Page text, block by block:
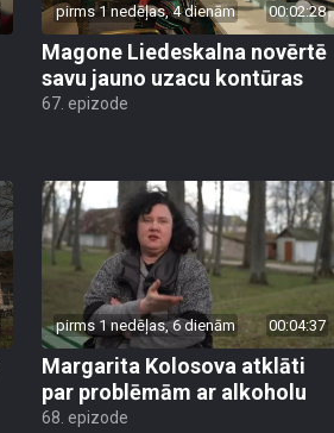
pirms 1 nedēļas, 4 dienām 00:02:28
Magone Liedeskalna novērtē
savu jauno uzacu kontūras
67. epizode
pirms 1 nedēļas, 6 dienām 00:04:37
Margarita Kolosova atklāti
par problēmām ar alkoholu
68. epizode